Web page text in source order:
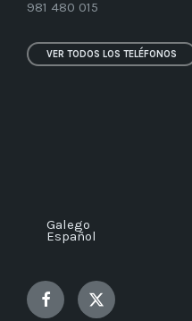
981 480 015
VER TODOS LOS TELÉFONOS
Galego
Español
Facebook Twitter